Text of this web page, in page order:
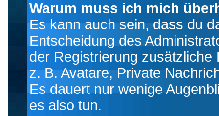
Warum muss ich mich
Es kann auch sein, dass du
Entscheidung des
der Registrierung
z. B. Avatare, Private
Es dauert nur wenige
es also tun.